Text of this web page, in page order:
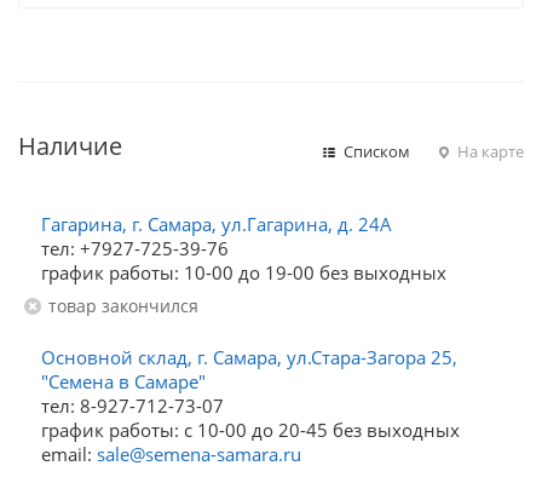
Наличие Списком На карте
Гагарина, г. Самара, ул.Гагарина, д. 24А
тел: +7927-725-39-76
график работы: 10-00 до 19-00 без выходных
Товар закончился
Основной склад, г. Самара, ул.Стара-Загора 25,
"Семена в Самаре"
тел: 8-927-712-73-07
график работы: с 10-00 до 20-45 без выходных
email: sale@semena-samara.ru